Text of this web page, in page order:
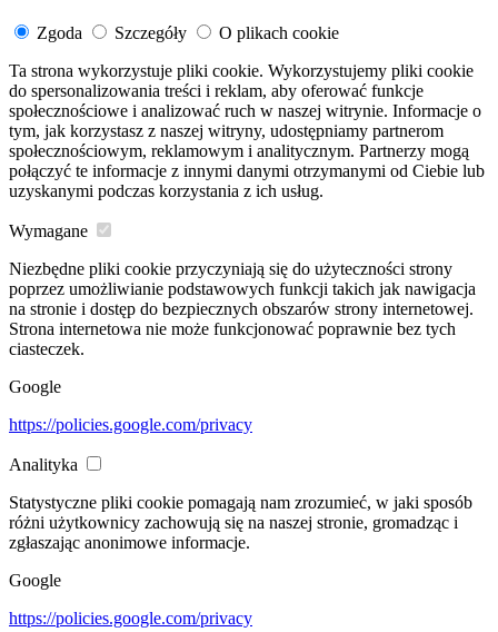
Zgoda Szczegóły
O plikach cookie
Ta strona wykorzystuje pliki cookie. Wykorzystujemy pliki cookie
do spersonalizowania treści i reklam, aby oferować funkcje
społecznościowe i analizować ruch w naszej witrynie. Informacje o
tym, jak korzystasz z naszej witryny, udostępniamy partnerom
społecznościowym, reklamowym i analitycznym. Partnerzy mogą
połączyć te informacje z innymi danymi otrzymanymi od Ciebie lub
uzyskanymi podczas korzystania z ich usług.
Wymagane
Niezbędne pliki cookie przyczyniają się do użyteczności strony
poprzez umożliwianie podstawowych funkcji takich jak nawigacja
na stronie i dostęp do bezpiecznych obszarów strony internetowej.
Strona internetowa nie może funkcjonować poprawnie bez tych
ciasteczek.
Google
https://policies.google.com/privacy
Analityka
Statystyczne pliki cookie pomagają nam zrozumieć, w jaki sposób
różni użytkownicy zachowują się na naszej stronie, gromadząc i
zgłaszając anonimowe informacje.
Google
https://policies.google.com/privacy